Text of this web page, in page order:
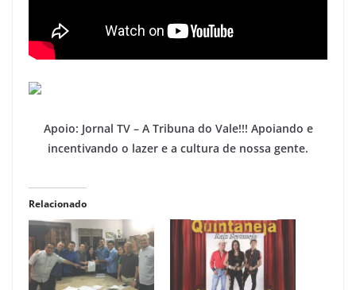
Apoio: Jornal TV – A Tribuna do Vale!!! Apoiando e
incentivando o lazer e a cultura de nossa gente.
Relacionado